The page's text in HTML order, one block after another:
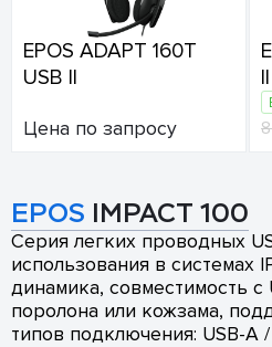
EPOS ADAPT 160T
USB II
Цена по запросу
II
EPOS IMPACT 100
Серия легких проводных
использования в системах
динамика, совместимость
поролона или кожзама,
типов подключения: USB-A